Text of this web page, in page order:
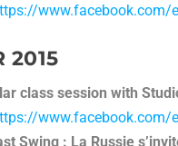
www.facebook.com/
2015
class session with
www.facebook.com/
Swing : La Russie